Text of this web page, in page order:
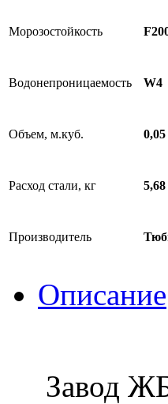
Морозостойкость
Водонепроницаемость W4
Объем, м.куб. 0,05
Расход стали, кг 5,68
Производитель
Описание
Завод